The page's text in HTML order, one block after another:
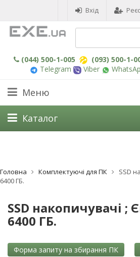
Вхід
(044) 500-1-005 (093) 500-1-
Telegram
Viber
Меню
Каталог
Головна Комплектуючі для ПК
SSD
6400 ГБ.
SSD накопичувачі ;
6400 ГБ.
Форма запиту на збирання ПК